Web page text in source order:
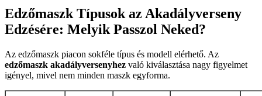
Edzőmaszk Típusok az Akadályverseny
Edzésére: Melyik Passzol Neked?
Az edzőmaszk piacon sokféle típus és modell elérhető. Az
edzőmaszk akadályversenyhez való kiválasztása nagy figyelmet
igényel, mivel nem minden maszk egyforma.